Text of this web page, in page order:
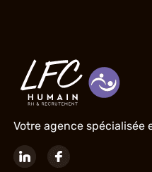
Votre agence spécialisée